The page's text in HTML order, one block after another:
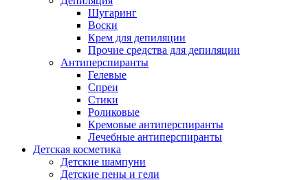
Шугаринг
Воски
Крем для депиляции
Прочие средства для депиляции
Антиперспиранты
Гелевые
Спреи
Стики
Роликовые
Кремовые антиперспиранты
Лечебные антиперспиранты
Детская косметика
Детские шампуни
Детские пены и гели